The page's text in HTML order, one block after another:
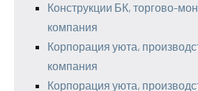
Конструкции БК, торгово-
компания
Корпорация уюта,
компания
Корпорация уюта,